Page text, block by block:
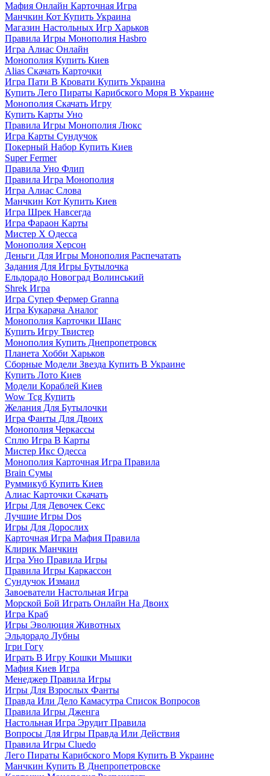
Мафия Онлайн Карточная Игра
Манчкин Кот Купить Украина
Магазин Настольных Игр Харьков
Правила Игры Монополия Hasbro
Игра Алиас Онлайн
Монополия Купить Киев
Alias Скачать Карточки
Игра Пати В Кровати Купить Украина
Купить Лего Пираты Карибского Моря В Украине
Монополия Скачать Игру
Купить Карты Уно
Правила Игры Монополия Люкс
Игра Карты Сундучок
Покерный Набор Купить Киев
Super Fermer
Правила Уно Флип
Правила Игра Монополия
Игра Алиас Слова
Манчкин Кот Купить Киев
Игра Шрек Навсегда
Игра Фараон Карты
Мистер Х Одесса
Монополия Херсон
Деньги Для Игры Монополия Распечатать
Задания Для Игры Бутылочка
Ельдорадо Новоград Волинський
Shrek Игра
Игра Супер Фермер Granna
Игра Кукарача Аналог
Монополия Карточки Шанс
Купить Игру Твистер
Монополия Купить Днепропетровск
Планета Хобби Харьков
Сборные Модели Звезда Купить В Украине
Купить Лото Киев
Модели Кораблей Киев
Wow Tcg Купить
Желания Для Бутылочки
Игра Фанты Для Двоих
Монополия Черкассы
Сплю Игра В Карты
Мистер Икс Одесса
Монополия Карточная Игра Правила
Brain Сумы
Руммикуб Купить Киев
Алиас Карточки Скачать
Игры Для Девочек Секс
Лучшие Игры Dos
Игры Для Дорослих
Карточная Игра Мафия Правила
Клирик Манчкин
Игра Уно Правила Игры
Правила Игры Каркассон
Сундучок Измаил
Завоеватели Настольная Игра
Морской Бой Играть Онлайн На Двоих
Игра Краб
Игры Эволюция Животных
Эльдорадо Лубны
Ігри Гогу
Играть В Игру Кошки Мышки
Мафия Киев Игра
Менеджер Правила Игры
Игры Для Взрослых Фанты
Правда Или Дело Камасутра Список Вопросов
Правила Игры Дженга
Настольная Игра Эрудит Правила
Вопросы Для Игры Правда Или Действия
Правила Игры Cluedo
Лего Пираты Карибского Моря Купить В Украине
Манчкин Купить В Днепропетровске